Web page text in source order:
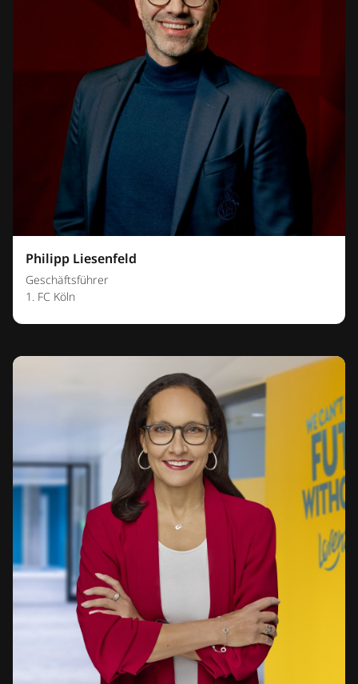
Philipp Liesenfeld
Geschäftsführer
1. FC Köln